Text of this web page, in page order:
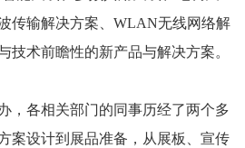
传输解决方案、 WLAN无线网络解
技术前瞻性的新产品与解决方案。
，各相关部门的同事历经了两个多
案设计到展品准备，从展板、宣传